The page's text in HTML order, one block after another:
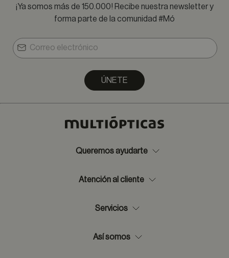
¡Ya somos más de 150.000! Recibe nuestra newsletter y
forma parte de la comunidad #Mó
ÚNETE
Queremos ayudarte
Atención al cliente
Servicios
Así somos